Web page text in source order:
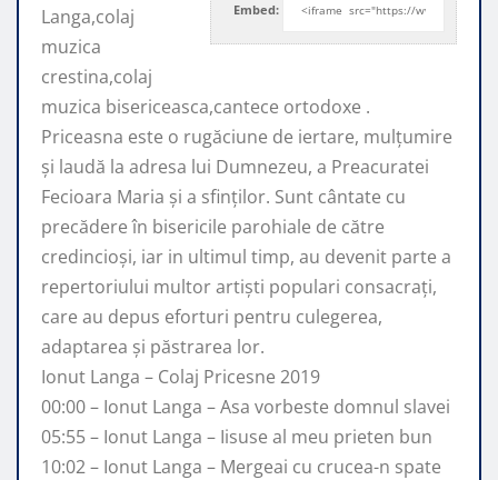
Embed:
Langa,colaj
muzica
crestina,colaj
muzica bisericeasca,cantece ortodoxe .
Priceasna este o rugăciune de iertare, mulţumire
şi laudă la adresa lui Dumnezeu, a Preacuratei
Fecioara Maria şi a sfinţilor. Sunt cântate cu
precădere în bisericile parohiale de către
credincioşi, iar in ultimul timp, au devenit parte a
repertoriului multor artişti populari consacraţi,
care au depus eforturi pentru culegerea,
adaptarea şi păstrarea lor.
Ionut Langa – Colaj Pricesne 2019
00:00 – Ionut Langa – Asa vorbeste domnul slavei
05:55 – Ionut Langa – Iisuse al meu prieten bun
10:02 – Ionut Langa – Mergeai cu crucea-n spate